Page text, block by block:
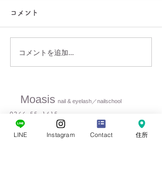
🌿 今後のご予約についてお
り、保育園の一時保育の受け
入れがストップしてしまいま
延長と新規の受付ができない
とのことでした😭...
コメント
コメントを追加…
​salon.moasis@gmail.com
Moasis nail & eyelash／nailschool
0266-55-1415
LINE Instagram Contact 住所